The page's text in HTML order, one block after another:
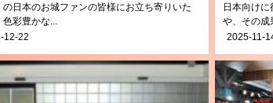
の日本のお城ファンの皆様にお立ち寄りいた
彩豊かな...
12-22
日本向け
や、その成
2025-11-